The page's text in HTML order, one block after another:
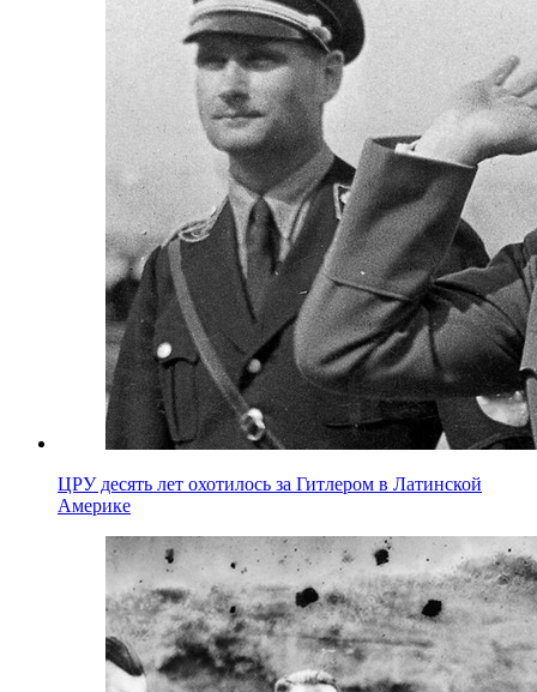
ЦРУ десять лет охотилось за Гитлером в Латинской
Америке